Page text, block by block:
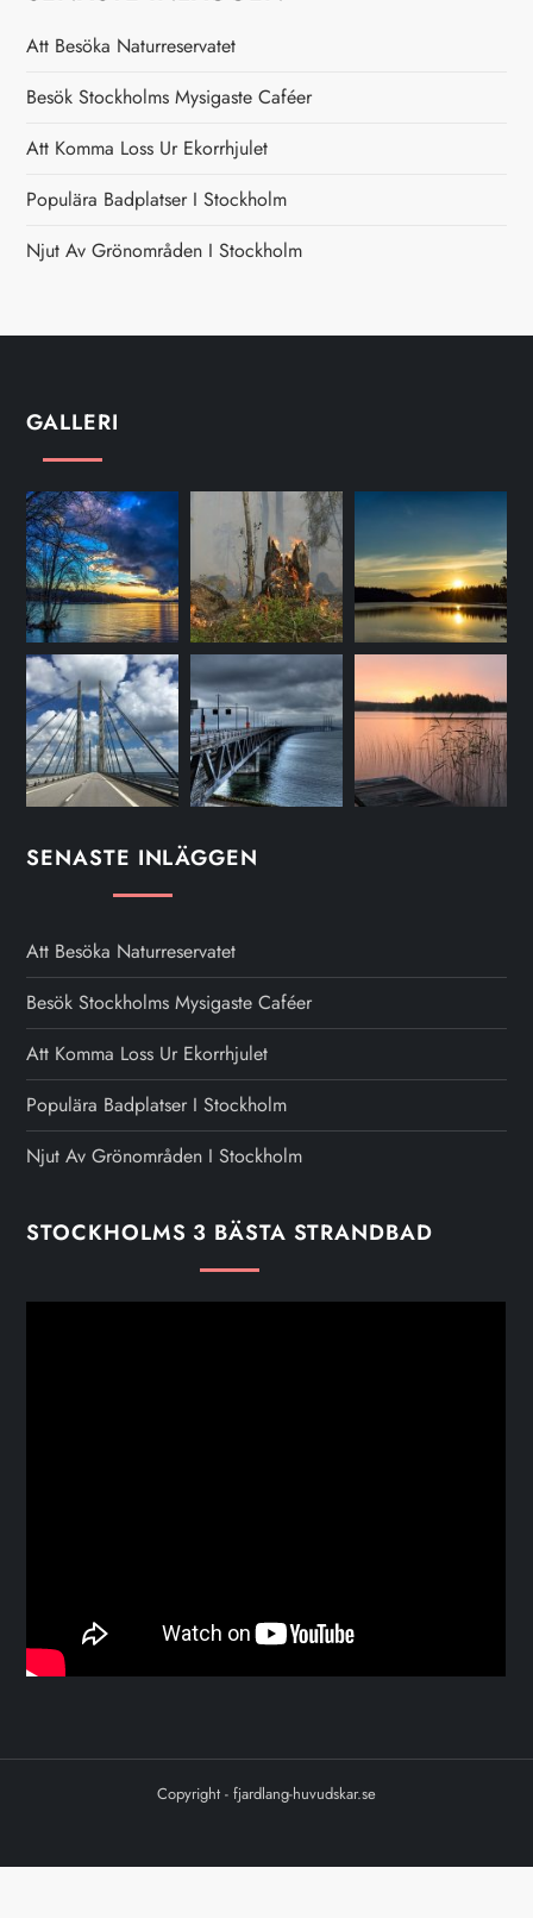
n
g
Att Besöka Naturreservatet
Besök Stockholms Mysigaste Caféer
Att Komma Loss Ur Ekorrhjulet
Populära Badplatser I Stockholm
Njut Av Grönområden I Stockholm
GALLERI
SENASTE INLÄGGEN
Att Besöka Naturreservatet
Besök Stockholms Mysigaste Caféer
Att Komma Loss Ur Ekorrhjulet
Populära Badplatser I Stockholm
Njut Av Grönområden I Stockholm
STOCKHOLMS 3 BÄSTA STRANDBAD